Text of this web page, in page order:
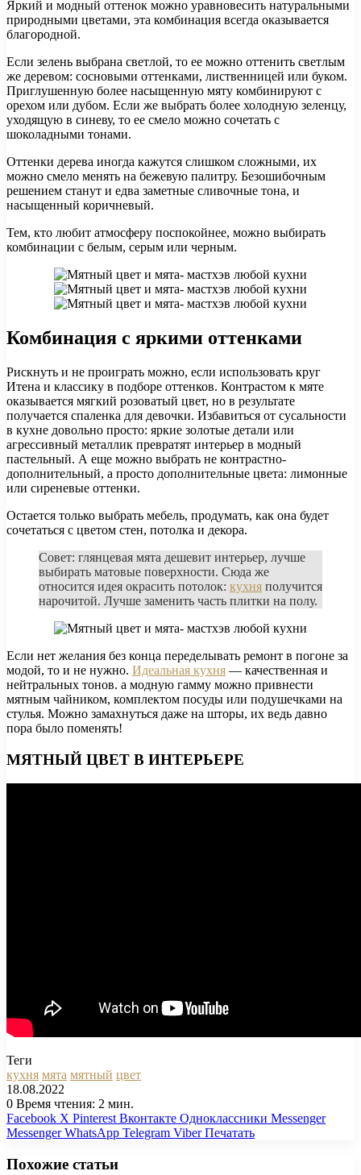
Яркий и модный оттенок можно уравновесить натуральными
природными цветами, эта комбинация всегда оказывается
благородной.
Если зелень выбрана светлой, то ее можно оттенить светлым
же деревом: сосновыми оттенками, лиственницей или буком.
Приглушенную более насыщенную мяту комбинируют с
орехом или дубом. Если же выбрать более холодную зеленцу,
уходящую в синеву, то ее смело можно сочетать с
шоколадными тонами.
Оттенки дерева иногда кажутся слишком сложными, их
можно смело менять на бежевую палитру. Безошибочным
решением станут и едва заметные сливочные тона, и
насыщенный коричневый.
Тем, кто любит атмосферу поспокойнее, можно выбирать
комбинации с белым, серым или черным.
Комбинация с яркими оттенками
Рискнуть и не проиграть можно, если использовать круг
Итена и классику в подборе оттенков. Контрастом к мяте
оказывается мягкий розоватый цвет, но в результате
получается спаленка для девочки. Избавиться от сусальности
в кухне довольно просто: яркие золотые детали или
агрессивный металлик превратят интерьер в модный
пастельный. А еще можно выбрать не контрастно-
дополнительный, а просто дополнительные цвета: лимонные
или сиреневые оттенки.
Остается только выбрать мебель, продумать, как она будет
сочетаться с цветом стен, потолка и декора.
Совет: глянцевая мята дешевит интерьер, лучше
выбирать матовые поверхности. Сюда же
относится идея окрасить потолок: кухня получится
нарочитой. Лучше заменить часть плитки на полу.
Если нет желания без конца переделывать ремонт в погоне за
модой, то и не нужно. Идеальная кухня — качественная и
нейтральных тонов. а модную гамму можно привнести
мятным чайником, комплектом посуды или подушечками на
стулья. Можно замахнуться даже на шторы, их ведь давно
пора было поменять!
МЯТНЫЙ ЦВЕТ В ИНТЕРЬЕРЕ
Теги
кухня мята мятный цвет
18.08.2022
0 Время чтения: 2 мин.
Facebook X Pinterest Вконтакте Одноклассники Messenger
Messenger WhatsApp Telegram Viber Печатать
Похожие статьи